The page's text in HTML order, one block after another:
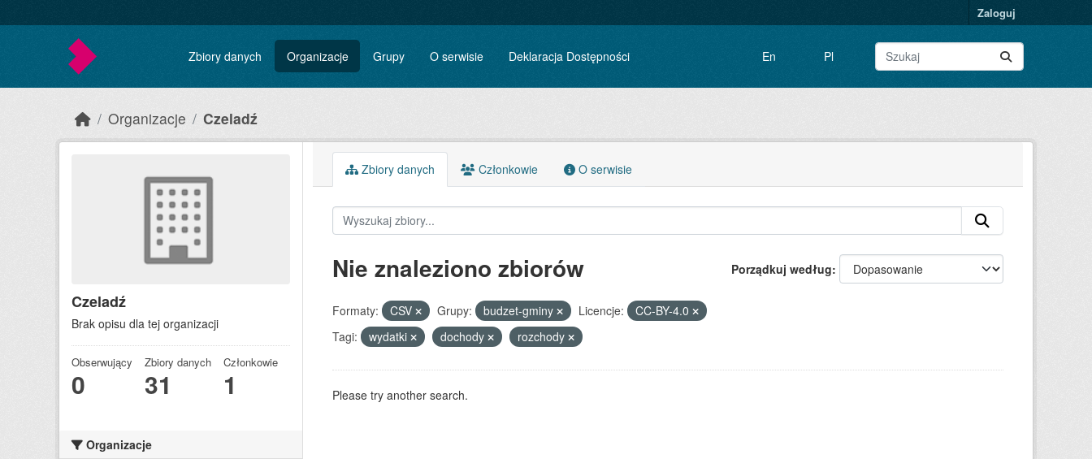
Zaloguj
Zbiory danych Organizacje Grupy O serwisie Deklaracja Dostępności En Pl
Organizacje Czeladź
Czeladź
Brak opisu dla tej organizacji
Obserwujący
0
Zbiory danych
31
Członkowie
1
Organizacje
Zbiory danych Członkowie O serwisie
Porządkuj według
Nie znaleziono zbiorów
Formaty: CSV Grupy: budzet-gminy Licencje:
CC-BY-4.0
Tagi:
wydatki dochody rozchody
Please try another search.